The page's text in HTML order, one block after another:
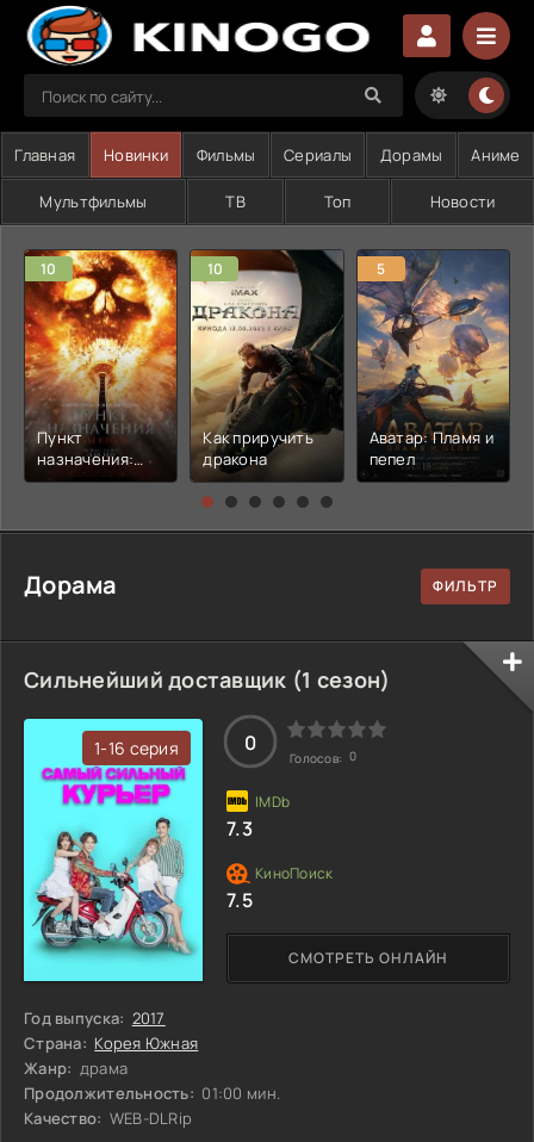
Главная Новинки Фильмы Сериалы Дорамы Аниме
Мультфильмы ТВ Топ Новости
10
Пункт
назначения:
Узы крови
10
Как приручить
дракона
5
Аватар: Пламя и
пепел
Дорама
Сильнейший доставщик (1 сезон)
1-16 серия
Год выпуска: 2017
Страна: Корея Южная
Жанр: драма
Продолжительность: 01:00 мин.
Качество: WEB-DLRip
СМОТРЕТЬ ОНЛАЙН
0
Голосов: 0
7.3
7.5